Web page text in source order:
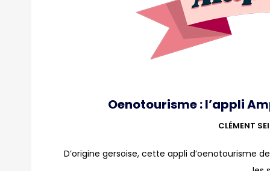
Oenotourisme : l’appli
CLÉMENT
D’origine gersoise, cette appli d’oenotourisme